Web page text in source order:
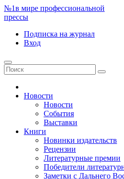
№1в мире профессиональной
прессы
Подписка на журнал
Вход
Новости
Новости
События
Выставки
Книги
Новинки издательств
Рецензии
Литературные премии
Победители
Заметки с Дальнего